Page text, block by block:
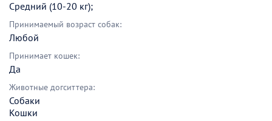
Средний (10-20 кг);
Принимаемый возраст собак:
Любой
Принимает кошек:
Да
Животные догситтера:
Собаки
Кошки